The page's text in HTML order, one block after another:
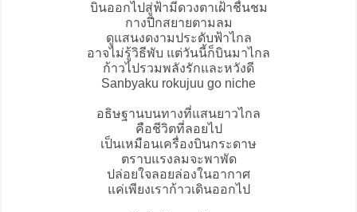
บินออกไปสู่ฟ้ามีดวงตาเฝ้าชื่นชม
กางปีกสยายตามลม
ดูแสนงดงามประดับฟ้าไกล
อาจไม่รู้วิธีพับ แต่วันนี้ก็บินมาไกล
ก้าวไปรวมพลังรักและหวังดี
Sanbyaku rokujuu go niche
อธิษฐานบนทางที่แสนยาวไกล
คือชีวิตที่ลอยไป
เป็นเหมือนเครื่องบินกระดาษ
ตราบแรงลมจะพาพัด
ปล่อยใจลอยล่องในอากาศ
แค่เพียงเราก้าวเดินออกไป